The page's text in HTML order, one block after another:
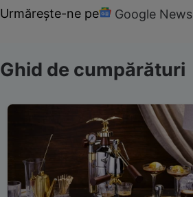
Urmărește-ne pe Google News
Ghid de cumpărături